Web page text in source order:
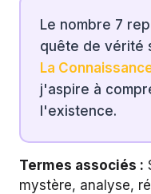
Le nombre 7
quête de vérité
La
j'aspire à
l'existence.
Termes associés :
mystère, analyse,